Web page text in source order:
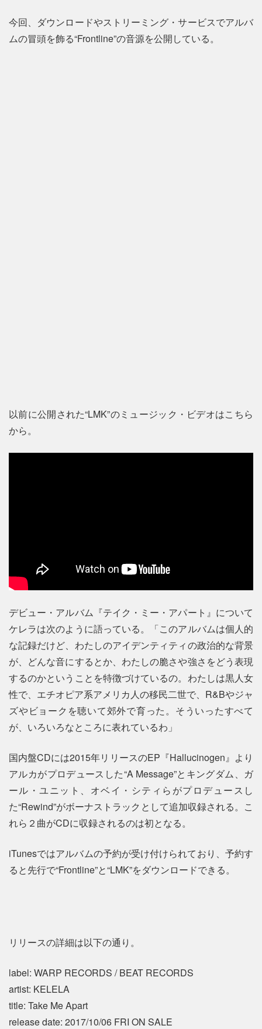
今回、ダウンロードやストリーミング・サービスでアルバ
ムの冒頭を飾る“Frontline”の音源を公開している。
以前に公開された“LMK”のミュージック・ビデオはこちら
から。
デビュー・アルバム『テイク・ミー・アパート』について
ケレラは次のように語っている。「このアルバムは個人的
な記録だけど、わたしのアイデンティティの政治的な背景
が、どんな音にするとか、わたしの脆さや強さをどう表現
するのかということを特徴づけているの。わたしは黒人女
性で、エチオピア系アメリカ人の移民二世で、R&Bやジャ
ズやビョークを聴いて郊外で育った。そういったすべて
が、いろいろなところに表れているわ」
国内盤CDには2015年リリースのEP『Hallucinogen』より
アルカがプロデュースした“A Message”とキングダム、ガ
ール・ユニット、オベイ・シティらがプロデュースし
た“Rewind”がボーナストラックとして追加収録される。こ
れら２曲がCDに収録されるのは初となる。
iTunesではアルバムの予約が受け付けられており、予約す
ると先行で“Frontline”と“LMK”をダウンロードできる。
リリースの詳細は以下の通り。
label: WARP RECORDS / BEAT RECORDS
artist: KELELA
title: Take Me Apart
release date: 2017/10/06 FRI ON SALE